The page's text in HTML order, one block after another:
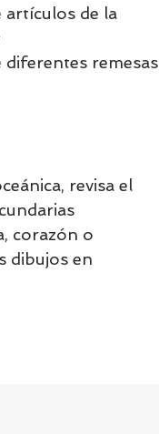
artículos de la
remesas
revisa el
corazón o
dibujos en